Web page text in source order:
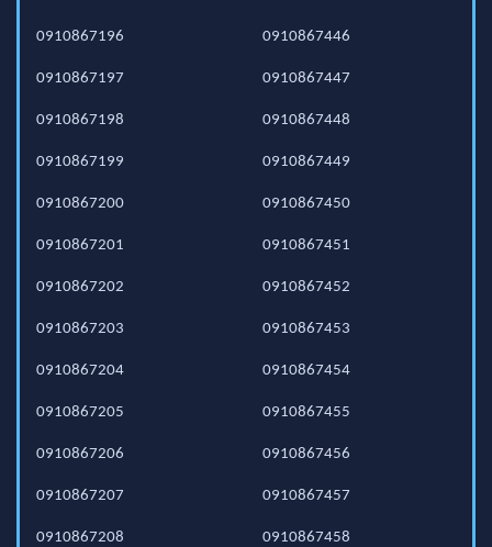
0910867196
0910867197
0910867198
0910867199
0910867200
0910867201
0910867202
0910867203
0910867204
0910867205
0910867206
0910867207
0910867208
0910867446
0910867447
0910867448
0910867449
0910867450
0910867451
0910867452
0910867453
0910867454
0910867455
0910867456
0910867457
0910867458